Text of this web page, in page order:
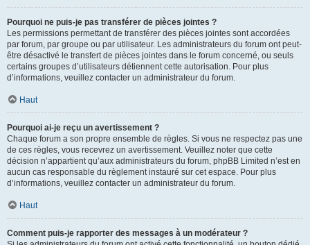
Pourquoi ne puis-je pas transférer de pièces jointes ?
Les permissions permettant de transférer des pièces jointes sont accordées
par forum, par groupe ou par utilisateur. Les administrateurs du forum ont peut-
être désactivé le transfert de pièces jointes dans le forum concerné, ou seuls
certains groupes d’utilisateurs détiennent cette autorisation. Pour plus
d’informations, veuillez contacter un administrateur du forum.
Haut
Pourquoi ai-je reçu un avertissement ?
Chaque forum a son propre ensemble de règles. Si vous ne respectez pas une
de ces règles, vous recevrez un avertissement. Veuillez noter que cette
décision n’appartient qu’aux administrateurs du forum, phpBB Limited n’est en
aucun cas responsable du règlement instauré sur cet espace. Pour plus
d’informations, veuillez contacter un administrateur du forum.
Haut
Comment puis-je rapporter des messages à un modérateur ?